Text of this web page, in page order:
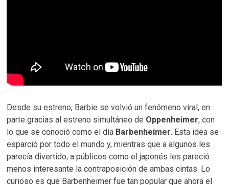
Desde su estreno, Barbie se volvió un fenómeno viral, en
parte gracias al estreno simultáneo de Oppenheimer, con
lo que se conoció como el día Barbenheimer. Esta idea se
esparció por todo el mundo y, mientras que a algunos les
parecía divertido, a públicos como el japonés les pareció
menos interesante la contraposición de ambas cintas. Lo
curioso es que Barbenheimer fue tan popular que ahora el